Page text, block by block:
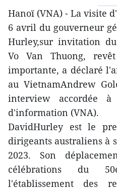
Hanoï (VNA) - La visite
6 avril du gouverneur
Hurley,sur invitation
Vo Van Thuong,
importante, a déclaré
au VietnamAndrew
interview accordée à
d'information (VNA).
DavidHurley est le
dirigeants australiens à
2023. Son
célébrations du
l'établissement des